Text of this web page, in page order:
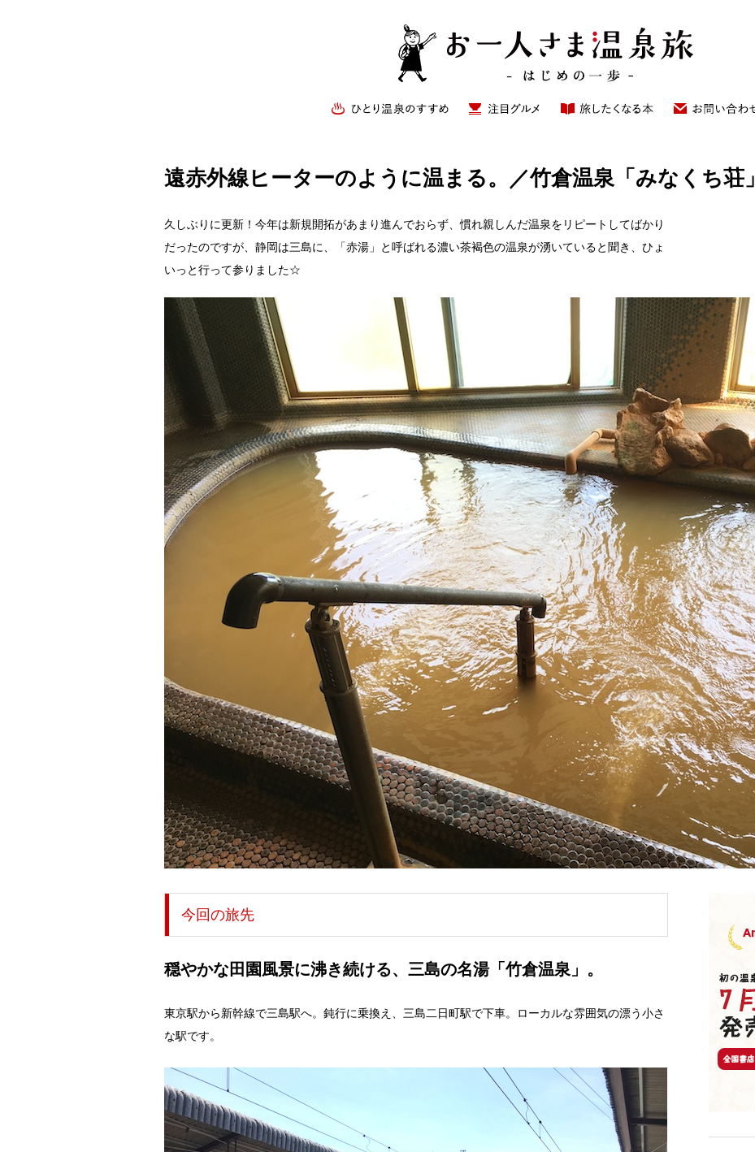
遠赤外線ヒーターのように温まる。／竹倉温泉「みなくち荘」
久しぶりに更新！今年は新規開拓があまり進んでおらず、慣れ親しんだ温泉をリピートしてばかり
だったのですが、静岡は三島に、「赤湯」と呼ばれる濃い茶褐色の温泉が湧いていると聞き、ひょ
いっと行って参りました☆
今回の旅先
穏やかな田園風景に沸き続ける、三島の名湯「竹倉温泉」。
東京駅から新幹線で三島駅へ。鈍行に乗換え、三島二日町駅で下車。ローカルな雰囲気の漂う小さ
な駅です。